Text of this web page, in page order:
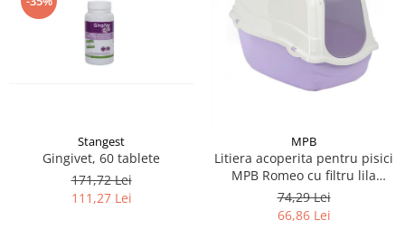
Stangest
Gingivet, 60 tablete
171,72 Lei
111,27 Lei
MPB
Litiera acoperita pentru pisici
MPB Romeo cu filtru lila
57x39x41(h)cm
74,29 Lei
66,86 Lei